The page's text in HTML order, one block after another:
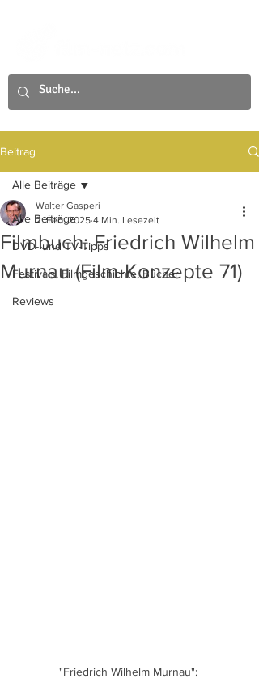
Beitrag
Alle Beiträge
DVD- und TV-Tipps
Festivals, Filmgeschichte, Bücher
Reviews
Alle Beiträge
Filmbuch: Friedrich Wilhelm
Murnau (Film-Konzepte 71)
Walter Gasperi
2. Feb. 2025 4 Min. Lesezeit
"Friedrich Wilhelm Murnau":